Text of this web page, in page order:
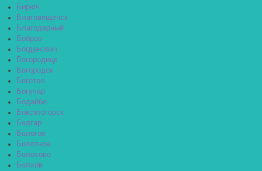
Бирюч
Благовещенск
Благодарный
Бобров
Богданович
Богородицк
Богородск
Боготол
Богучар
Бодайбо
Бокситогорск
Болгар
Бологое
Болотное
Болохово
Болхов